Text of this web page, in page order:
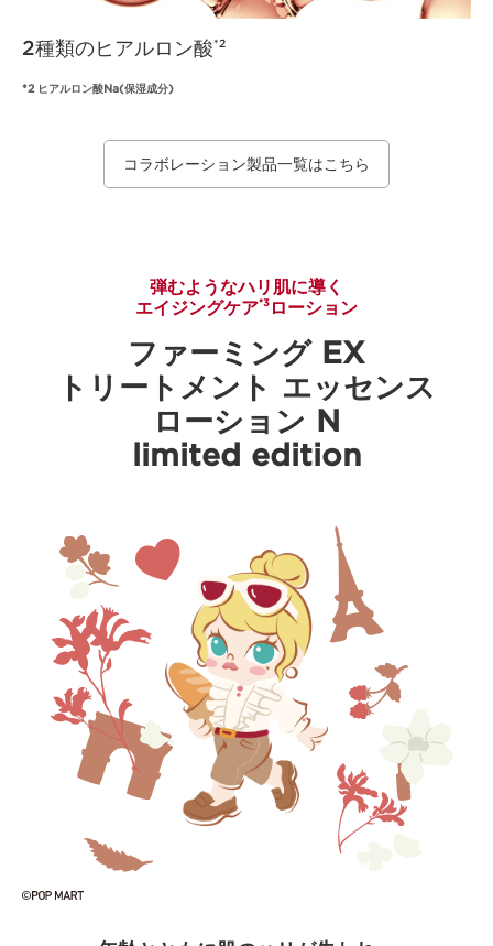
2種類のヒアルロン酸*2
*2 ヒアルロン酸Na(保湿成分)
コラボレーション製品一覧はこちら
弾むようなハリ肌に導く
エイジングケア*3 ローション
ファーミング EX
トリートメント エッセンス
ローション N
limited edition